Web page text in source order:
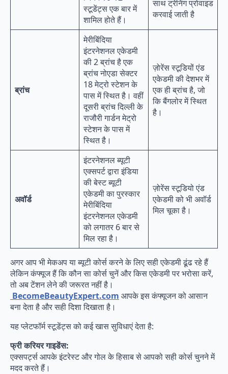
स्टूडेंट्स एक बार में
शामिल होते हैं।
साथ ट्रेनिंग प्रोवाइड
करवाई जाती है
ब्रांच
मेरीबिंदिया
इंटरनेशनल एकेडमी
की 2 ब्रांच है एक
ब्रांच नोएडा सेक्टर
18 मेट्रो स्टेशन के
पास में स्थित है। वहीं
दूसरी ब्रांच दिल्ली के
राजौरी गार्डन मेट्रो
स्टेशन के पास में
स्थित है।
ज़ोरेंस स्टूडियों एंड
एकेडमी की देशभर में
एक ही ब्रांच है, जो
कि बैंगलोर में स्थित
है।
अवॉर्ड
इंटरनेशनल ब्यूटी
एक्सपर्ट द्वारा इंडिया
की बेस्ट ब्यूटी
एकेडमी का पुरस्कार
मेरीबिंदिया
इंटरनेशनल एकेडमी
को लगातर 6 बार से
मिल रहा है।
ज़ोरेंस स्टूडियो एंड
एकेडमी को भी अवॉर्ड
मिल चूका है।
अगर आप भी मेकअप या ब्यूटी कोर्स करने के लिए सही एकेडमी ढूंढ रहे हैं
लेकिन कंफ्यूज हैं कि कौन सा कोर्स चुनें और किस एकेडमी पर भरोसा करें,
तो अब टेंशन लेने की जरूरत नहीं है।
BecomeBeautyExpert.com आपके इस कंफ्यूजन को आसान
बना देता है और सही दिशा दिखाता है।
यह प्लेटफॉर्म स्टूडेंट्स को कई खास सुविधाएं देता है:
फ्री करियर गाइडेंस:
एक्सपर्ट्स आपके इंटरेस्ट और गोल के हिसाब से आपको सही कोर्स चुनने में
मदद करते हैं।